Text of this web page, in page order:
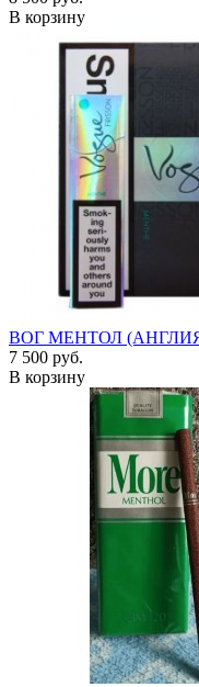
В корзину
ВОГ МЕНТОЛ
7 500 руб.
В корзину